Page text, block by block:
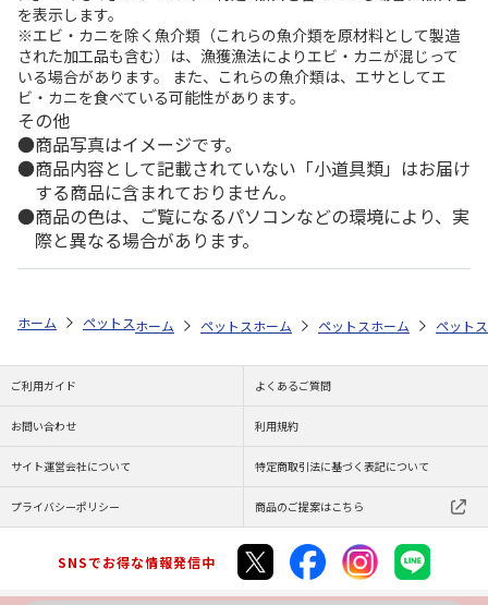
を表示します。
※エビ・カニを除く魚介類（これらの魚介類を原材料として製造
された加工品も含む）は、漁獲漁法によりエビ・カニが混じって
いる場合があります。 また、これらの魚介類は、エサとしてエ
ビ・カニを食べている可能性があります。
その他
商品写真はイメージです。
商品内容として記載されていない「小道具類」はお届け
する商品に含まれておりません。
商品の色は、ご覧になるパソコンなどの環境により、実
際と異なる場合があります。
ホーム ペットストア ケージ・飼育その他用品 ベッド・マット・ス
ホーム ペットストア ケージ・飼育その他用品
ホーム ペットストア ケージ・
ホーム ペット
ご利用ガイド よくあるご質問
お問い合わせ 利用規約
サイト運営会社について 特定商取引法に基づく表記について
プライバシーポリシー 商品のご提案はこちら
SNSでお得な情報発信中